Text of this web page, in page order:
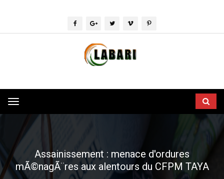
Toggle
navigation
Assainissement : menace d'ordures
mÃ©nagÃ¨res aux alentours du CFPM TAYA